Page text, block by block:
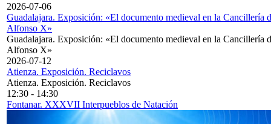
2026-07-06
Guadalajara. Exposición: «El documento medieval en la Cancillería
Alfonso X»
Guadalajara. Exposición: «El documento medieval en la Cancillería
Alfonso X»
2026-07-12
Atienza. Exposición. Reciclavos
Atienza. Exposición. Reciclavos
12:30 - 14:30
Fontanar. XXXVII Interpueblos de Natación